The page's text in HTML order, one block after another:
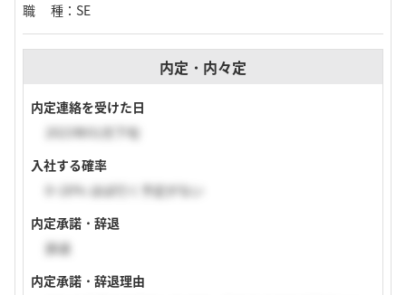
職種 ： SE
内定・内々定
内定連絡を受けた日
2023年01月下旬
入社する確率
0~20% ほぼ行く予定がない
内定承諾・辞退
辞退
内定承諾・辞退理由